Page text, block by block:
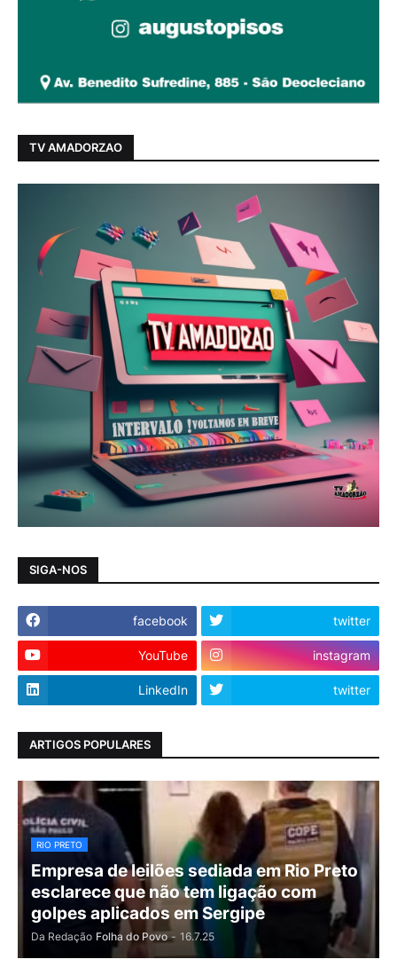
TV AMADORZAO
SIGA-NOS
facebook twitter
YouTube instagram
LinkedIn twitter
ARTIGOS POPULARES
RIO PRETO
Empresa de leilões sediada em Rio Preto
esclarece que não tem ligação com
golpes aplicados em Sergipe
Da Redação Folha do Povo - 16.7.25